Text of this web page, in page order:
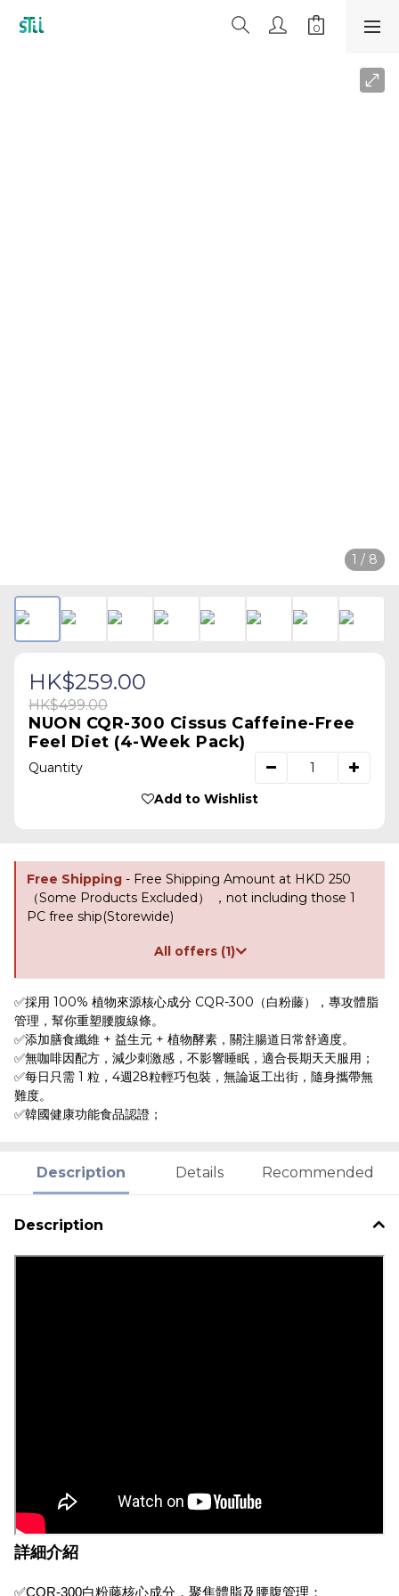
1 / 8
HK$259.00
HK$499.00
NUON CQR-300 Cissus Caffeine-Free
Feel Diet (4-Week Pack)
Quantity
Add to Wishlist
Free Shipping - Free Shipping Amount at HKD 250
（Some Products Excluded） ，not including those 1
PC free ship(Storewide)
All offers (1)
✅採用 100% 植物來源核心成分 CQR-300（白粉藤），專攻體脂
管理，幫你重塑腰腹線條。
✅添加膳食纖維 + 益生元 + 植物酵素，關注腸道日常舒適度。
✅無咖啡因配方，減少刺激感，不影響睡眠，適合長期天天服用；
✅每日只需 1 粒，4週28粒輕巧包裝，無論返工出街，隨身攜帶無
難度。
✅韓國健康功能食品認證；
Description Details Recommended
Description
詳細介紹
✅CQR-300白粉藤核心成分，聚焦體脂及腰腹管理；